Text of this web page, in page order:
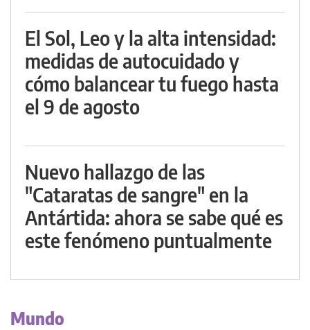
El Sol, Leo y la alta intensidad:
medidas de autocuidado y
cómo balancear tu fuego hasta
el 9 de agosto
Nuevo hallazgo de las
"Cataratas de sangre" en la
Antártida: ahora se sabe qué es
este fenómeno puntualmente
Mundo